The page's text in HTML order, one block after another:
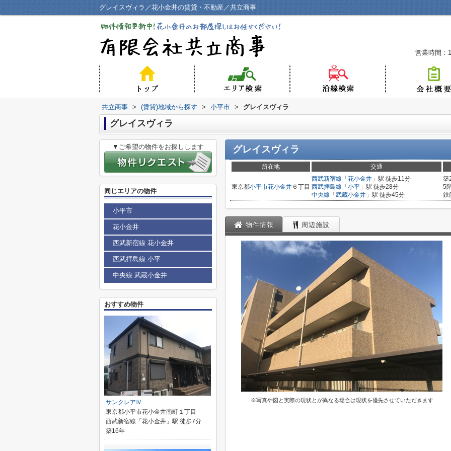
グレイスヴィラ／花小金井の賃貸・不動産／共立商事
営業時間：
共立商事 > (賃貸)地域から探す > 小平市 > グレイスヴィラ
グレイスヴィラ
グレイスヴィラ
所在地 交通
東京都小平市花小金井 ６丁目
西武新宿線 「 花小金井 」駅 徒歩11分
西武拝島線 「 小平 」駅 徒歩28分
中央線 「 武蔵小金井 」駅 徒歩45分
築
5
鉄
物件情報 周辺施設
※写真や図と実際の現状とが異なる場合は現状を優先させていただきます
▼ご希望の物件をお探しします
同じエリアの物件
小平市
花小金井
西武新宿線 花小金井
西武拝島線 小平
中央線 武蔵小金井
おすすめ物件
サンクレアⅣ
東京都小平市花小金井南町１丁目
西武新宿線「花小金井」駅 徒歩7分
築16年